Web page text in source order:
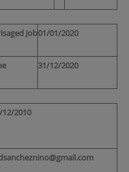
Job01/01/2020
31/12/2020
12/2010